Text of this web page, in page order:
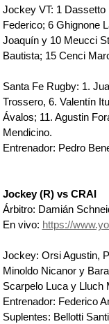
Jockey VT: 1
Federico; 6 Ghignone
Joaquín y 10 Meucci
Bautista; 15 Cenci
Santa Fe Rugby: 1.⁠
Trossero, 6.⁠ ⁠Valentín
Ávalos; 11.⁠ ⁠Agustin
Mendicino.
Entrenador: Pedro
Jockey (R) vs CRAI
Árbitro: Damián
En vivo: https://
Jockey: Orsi Agustin,
Minoldo Nicanor y
Scarpelo Luca y Lluch
Entrenador: Federico
Suplentes: Bellotti